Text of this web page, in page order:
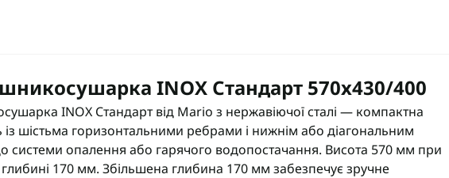
INOX Стандарт 570х430/400
INOX Стандарт від Mario з нержавіючої сталі — компактна
із шістьма горизонтальними ребрами і нижнім або діагональним
системи опалення або гарячого водопостачання. Висота 570 мм при
170 мм. Збільшена глибина 170 мм забезпечує зручне